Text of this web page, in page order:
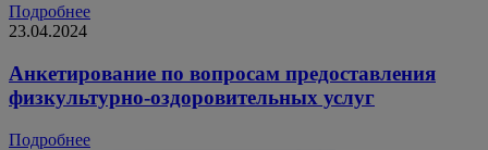
Подробнее
23.04.2024
Анкетирование по вопросам предоставления
физкультурно-оздоровительных услуг
Подробнее